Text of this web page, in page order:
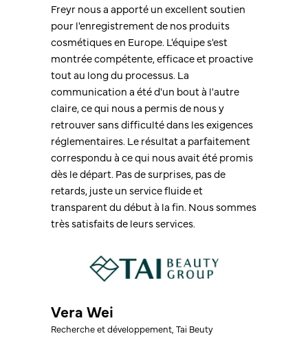
la sécurité
Vietnam​
Merci beaucoup d'être un excellent
partenaire dans notre parcours de
conformité réglementaire. Alors que les
pays de l'ASEAN s'orientent vers des
évaluations de sécurité comme exigence
clé, votre soutien nous a considérablement
aidés à satisfaire ces exigences bien avant
nos concurrents au Vietnam.
En fait, j'ai partagé votre contact avec nos
responsables réglementaires afin qu'ils
puissent le diffuser dans l'industrie si les
obligatoires.
Responsable adjoint(e) RA
Entreprise multinationale de biens de
consommation basée en Inde
Freyr nous a apporté un excellent soutien
pour l'enregistrement de nos produits
cosmétiques en Europe. L'équipe s'est
montrée compétente, efficace et proactive
tout au long du processus. La
communication a été d'un bout à l'autre
claire, ce qui nous a permis de nous y
retrouver sans difficulté dans les exigences
réglementaires. Le résultat a parfaitement
correspondu à ce qui nous avait été promis
dès le départ. Pas de surprises, pas de
retards, juste un service fluide et
transparent du début à la fin. Nous sommes
très satisfaits de leurs services.
Vera Wei
Recherche et développement, Tai Beuty